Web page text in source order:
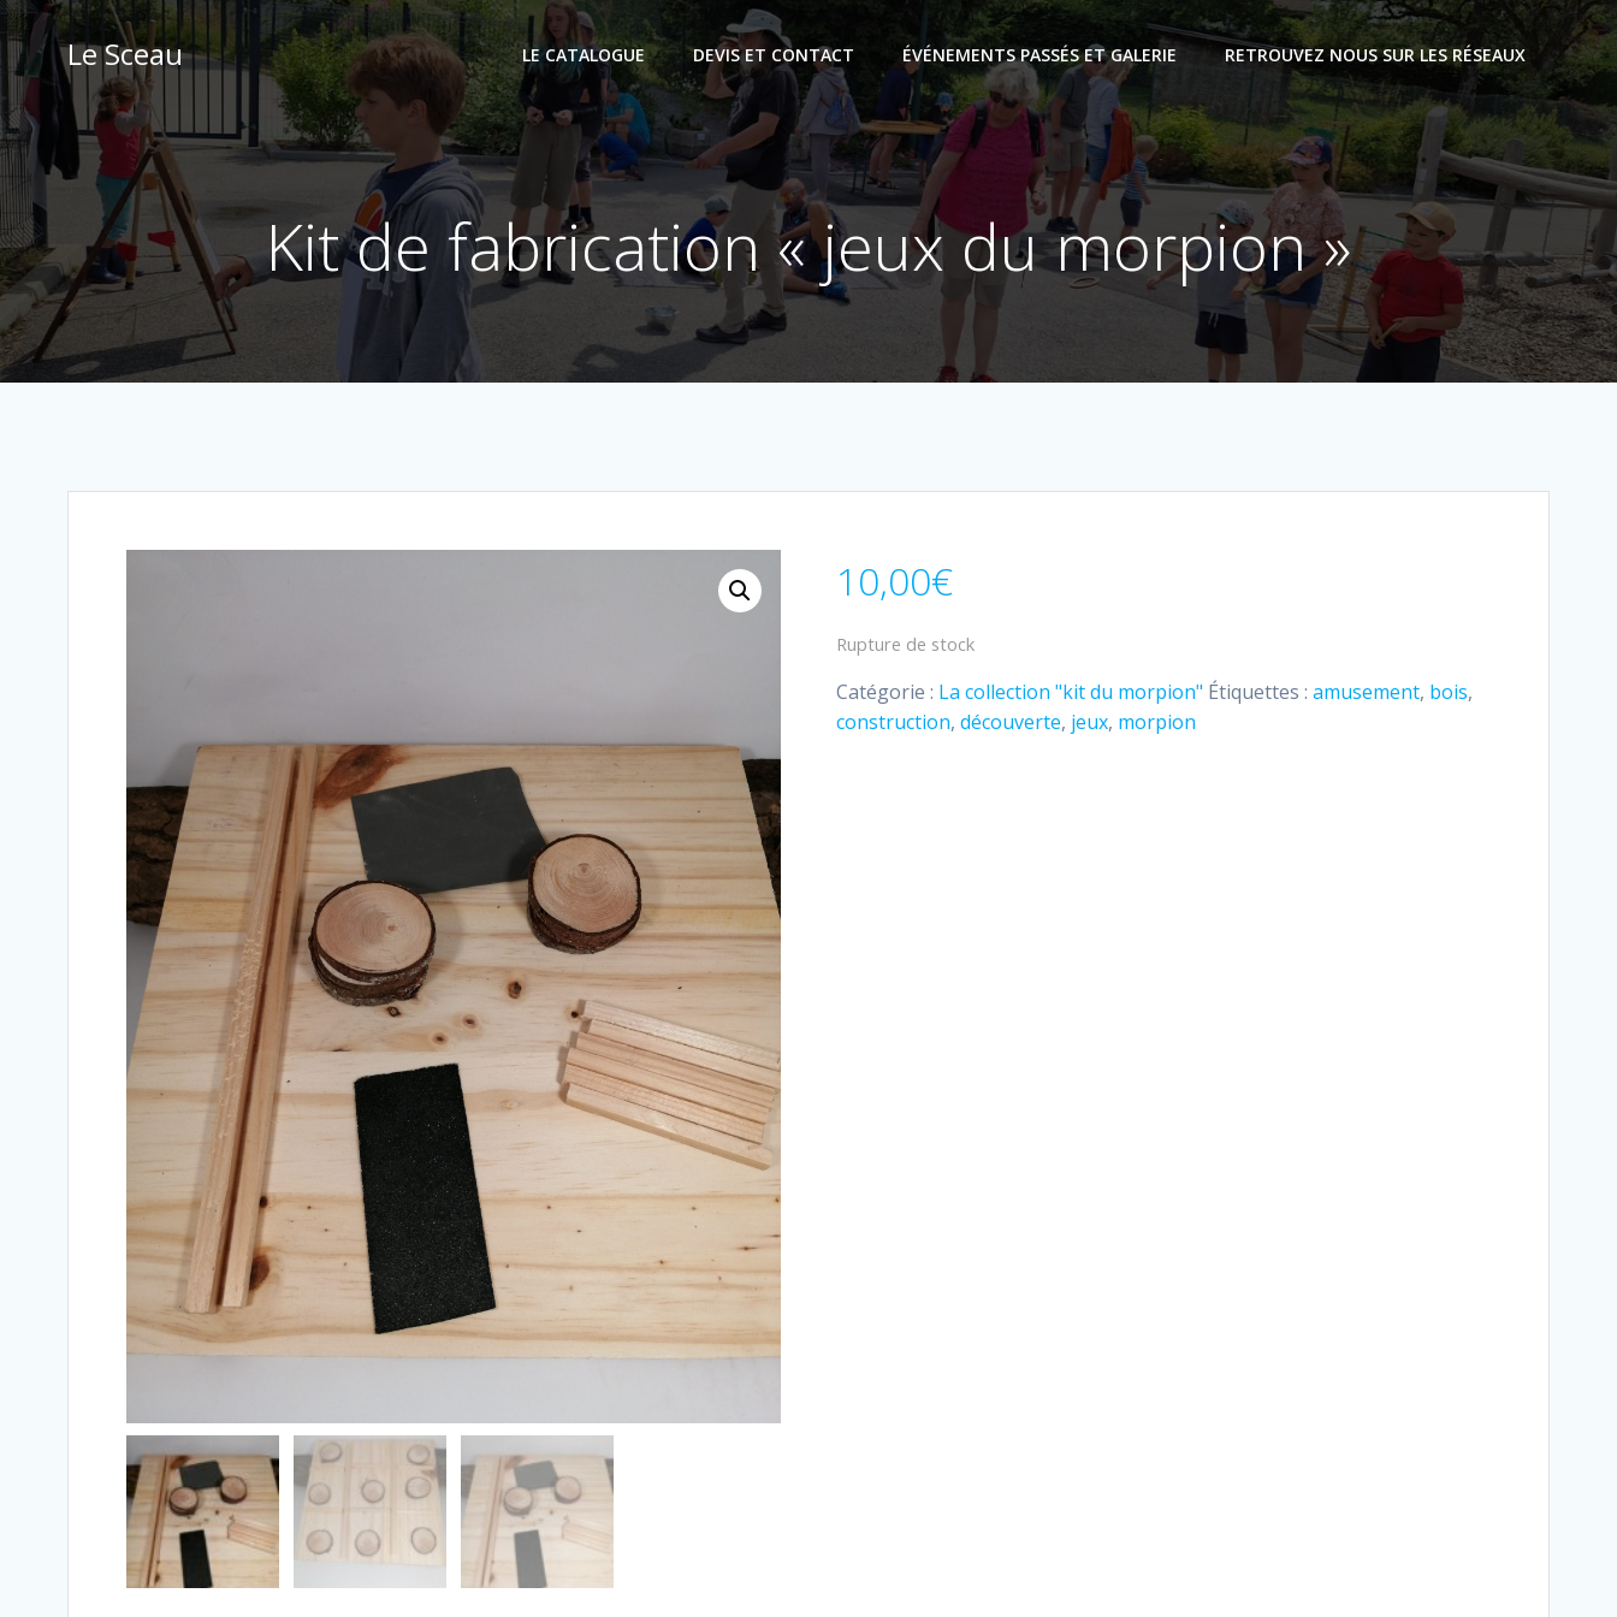
Aller
au
contenuLe Sceau LE CATALOGUE DEVIS ET CONTACT ÉVÉNEMENTS PASSÉS ET GALERIE RETROUVEZ NOUS SUR LES RÉSEAUX
Kit de fabrication « jeux du morpion »
10,00€
Rupture de stock
Catégorie : La collection "kit du morpion" Étiquettes : amusement, bois,
construction, découverte, jeux, morpion